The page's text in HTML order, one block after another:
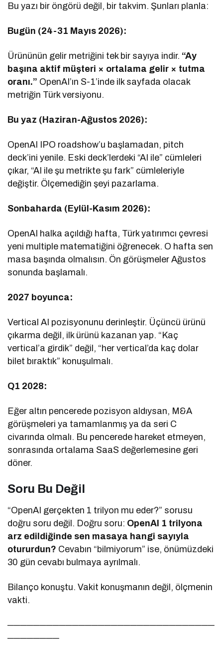
Bu yazı bir öngörü değil, bir takvim. Şunları planla:
Bugün (24-31 Mayıs 2026):
Ürününün gelir metriğini tek bir sayıya indir. “Ay
başına aktif müşteri × ortalama gelir × tutma
oranı.” OpenAI’ın S-1’inde ilk sayfada olacak
metriğin Türk versiyonu.
Bu yaz (Haziran-Ağustos 2026):
OpenAI IPO roadshow’u başlamadan, pitch
deck’ini yenile. Eski deck’lerdeki “AI ile” cümleleri
çıkar, “AI ile şu metrikte şu fark” cümleleriyle
değiştir. Ölçemediğin şeyi pazarlama.
Sonbaharda (Eylül-Kasım 2026):
OpenAI halka açıldığı hafta, Türk yatırımcı çevresi
yeni multiple matematiğini öğrenecek. O hafta sen
masa başında olmalısın. Ön görüşmeler Ağustos
sonunda başlamalı.
2027 boyunca:
Vertical AI pozisyonunu derinleştir. Üçüncü ürünü
çıkarma değil, ilk ürünü kazanan yap. “Kaç
vertical’a girdik” değil, “her vertical’da kaç dolar
bilet bıraktık” konuşulmalı.
Q1 2028:
Eğer altın pencerede pozisyon aldıysan, M&A
görüşmeleri ya tamamlanmış ya da seri C
civarında olmalı. Bu pencerede hareket etmeyen,
sonrasında ortalama SaaS değerlemesine geri
döner.
Soru Bu Değil
“OpenAI gerçekten 1 trilyon mu eder?” sorusu
doğru soru değil. Doğru soru: OpenAI 1 trilyona
arz edildiğinde sen masaya hangi sayıyla
otururdun? Cevabın “bilmiyorum” ise, önümüzdeki
30 gün cevabı bulmaya ayrılmalı.
Bilanço konuştu. Vakit konuşmanın değil, ölçmenin
vakti.
────────────────────────────────
────────